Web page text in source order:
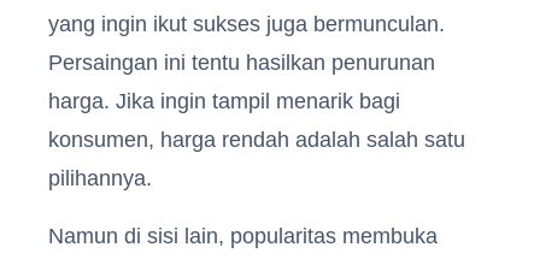
yang ingin ikut sukses juga bermunculan.
Persaingan ini tentu hasilkan penurunan
harga. Jika ingin tampil menarik bagi
konsumen, harga rendah adalah salah satu
pilihannya.
Namun di sisi lain, popularitas membuka